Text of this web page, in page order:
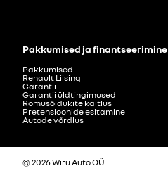
Pakkumised ja finantseerimine
Pakkumised
Renault Liising
Garantii
Garantii üldtingimused
Romusõidukite käitlus
Pretensioonide esitamine
Autode võrdlus
© 2026 Wiru Auto OÜ